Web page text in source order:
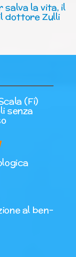
salva la vita, il
dottore Zulli
(Fi)
senza
al ben-